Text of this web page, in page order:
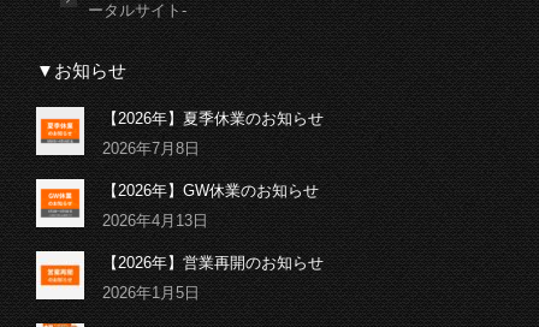
ータルサイト-
▼お知らせ
【2026年】夏季休業のお知らせ
2026年7月8日
【2026年】GW休業のお知らせ
2026年4月13日
【2026年】営業再開のお知らせ
2026年1月5日